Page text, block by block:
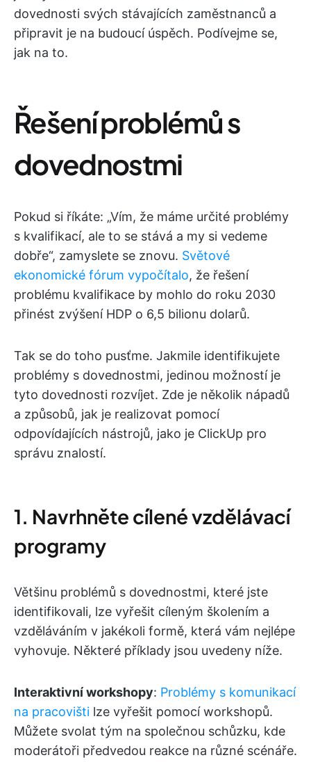
dovednosti svých stávajících zaměstnanců a
připravit je na budoucí úspěch. Podívejme se,
jak na to.
Řešení problémů s
dovednostmi
Pokud si říkáte: „Vím, že máme určité problémy
s kvalifikací, ale to se stává a my si vedeme
dobře“, zamyslete se znovu. Světové
ekonomické fórum vypočítalo, že řešení
problému kvalifikace by mohlo do roku 2030
přinést zvýšení HDP o 6,5 bilionu dolarů.
Tak se do toho pusťme. Jakmile identifikujete
problémy s dovednostmi, jedinou možností je
tyto dovednosti rozvíjet. Zde je několik nápadů
a způsobů, jak je realizovat pomocí
odpovídajících nástrojů, jako je ClickUp pro
správu znalostí.
1. Navrhněte cílené vzdělávací
programy
Většinu problémů s dovednostmi, které jste
identifikovali, lze vyřešit cíleným školením a
vzděláváním v jakékoli formě, která vám nejlépe
vyhovuje. Některé příklady jsou uvedeny níže.
Interaktivní workshopy: Problémy s komunikací
na pracovišti lze vyřešit pomocí workshopů.
Můžete svolat tým na společnou schůzku, kde
moderátoři předvedou reakce na různé scénáře.